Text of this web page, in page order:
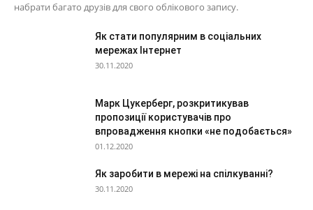
набрати багато друзів для свого облікового запису.
Як стати популярним в соціальних
мережах Інтернет
30.11.2020
Марк Цукерберг, розкритикував
пропозиції користувачів про
впровадження кнопки «не подобається»
01.12.2020
Як заробити в мережі на спілкуванні?
30.11.2020